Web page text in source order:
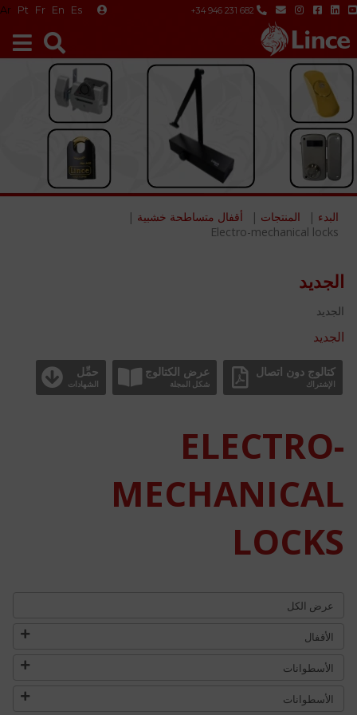
+34 946 231 682
Es
En
Fr
Pt
Ar
البدء المنتجات
أقفال متساطحة خشبية
Electro-mechanical locks
الجديد
الجديد
الجديد
كتالوج دون اتصال
الإشتراك
عرض الكتالوج
شكل المجلة
حمِّل
الشهادات
ELECTRO-
MECHANICAL
LOCKS
عرض الكل
الأقفال
الأسطوانات
الأسطوانات